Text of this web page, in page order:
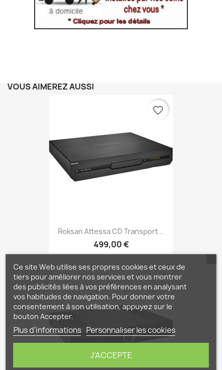
VOUS AIMEREZ AUSSI
Roksan Attessa CD Transport...
499,00 €
favorite_border
favorite_border
Ce site Web utilise ses propres cookies et ceux de
tiers pour améliorer nos services et vous montrer
des publicités liées à vos préférences en analysant
vos habitudes de navigation. Pour donner votre
consentement à son utilisation, appuyez sur le
bouton Accepter.
Plus d'informations Personnaliser les cookies
J'ACCEPTE